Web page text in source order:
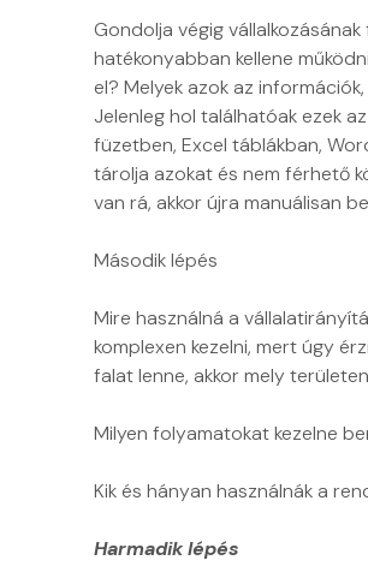
Gondolja végig
hatékonyabban kellene
el? Melyek azok az
Jelenleg hol találhatóak ezek
füzetben, Excel táblákban,
tárolja azokat és nem férhető
van rá, akkor újra manuálisan
Második lépés
Mire használná a
komplexen kezelni, mert úgy
falat lenne, akkor mely
Milyen folyamatokat kezelne
Kik és hányan használnák a
Harmadik lépés
jó